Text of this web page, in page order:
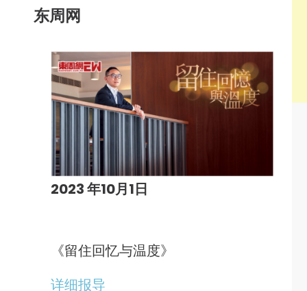
东周网
2023 年10月1日
《留住回忆与温度》
详细报导